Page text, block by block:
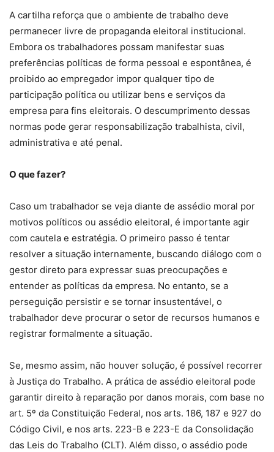
A cartilha reforça que o ambiente de trabalho deve
permanecer livre de propaganda eleitoral institucional.
Embora os trabalhadores possam manifestar suas
preferências políticas de forma pessoal e espontânea, é
proibido ao empregador impor qualquer tipo de
participação política ou utilizar bens e serviços da
empresa para fins eleitorais. O descumprimento dessas
normas pode gerar responsabilização trabalhista, civil,
administrativa e até penal.
O que fazer?
Caso um trabalhador se veja diante de assédio moral por
motivos políticos ou assédio eleitoral, é importante agir
com cautela e estratégia. O primeiro passo é tentar
resolver a situação internamente, buscando diálogo com o
gestor direto para expressar suas preocupações e
entender as políticas da empresa. No entanto, se a
perseguição persistir e se tornar insustentável, o
trabalhador deve procurar o setor de recursos humanos e
registrar formalmente a situação.
Se, mesmo assim, não houver solução, é possível recorrer
à Justiça do Trabalho. A prática de assédio eleitoral pode
garantir direito à reparação por danos morais, com base no
art. 5º da Constituição Federal, nos arts. 186, 187 e 927 do
Código Civil, e nos arts. 223-B e 223-E da Consolidação
das Leis do Trabalho (CLT). Além disso, o assédio pode